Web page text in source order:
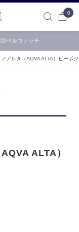
0
ベルウィッチ
アルタ（AQVA ALTA）ビーポ
ALTA）